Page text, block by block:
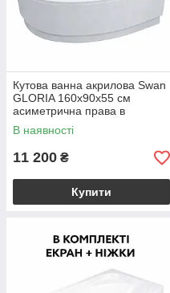
Кутова ванна акрилова Swan
GLORIA 160x90х55 см
асиметрична права в
комплекті ніжки та екран для
ванни
В наявності
11 200 ₴
Купити